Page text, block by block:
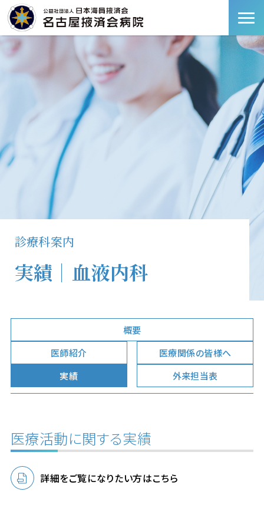
診療科案内
実績｜血液内科
概要
医師紹介
医療関係の皆様へ
実績
外来担当表
医療活動に関する実績
詳細をご覧になりたい方はこちら